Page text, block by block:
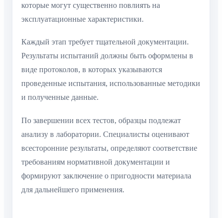
которые могут существенно повлиять на
эксплуатационные характеристики.
Каждый этап требует тщательной документации.
Результаты испытаний должны быть оформлены в
виде протоколов, в которых указываются
проведенные испытания, использованные методики
и полученные данные.
По завершении всех тестов, образцы подлежат
анализу в лаборатории. Специалисты оценивают
всесторонние результаты, определяют соответствие
требованиям нормативной документации и
формируют заключение о пригодности материала
для дальнейшего применения.